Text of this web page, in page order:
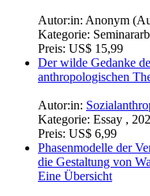
Autor:in: Anonym
Kategorie:
Preis: US$ 15,99
Der wilde Gedanke
anthropologischen
Autor:in:
Kategorie: Essay ,
Preis: US$ 6,99
Phasenmodelle der
die Gestaltung von
Eine Übersicht